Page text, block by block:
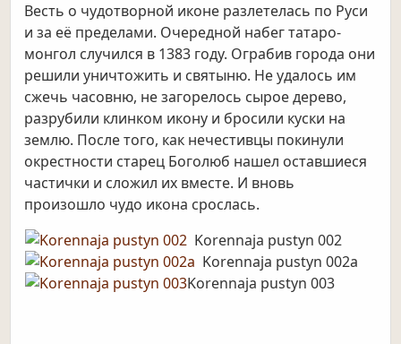
Весть о чудотворной иконе разлетелась по Руси
и за её пределами. Очередной набег татаро-
монгол случился в 1383 году. Ограбив города они
решили уничтожить и святыню. Не удалось им
сжечь часовню, не загорелось сырое дерево,
разрубили клинком икону и бросили куски на
землю. После того, как нечестивцы покинули
окрестности старец Боголюб нашел оставшиеся
частички и сложил их вместе. И вновь
произошло чудо икона срослась.
Korennaja pustyn 002
Korennaja pustyn 002а
Korennaja pustyn 003